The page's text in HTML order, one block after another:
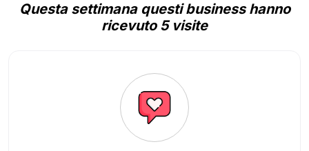
Questa settimana questi business hanno
ricevuto 5 visite